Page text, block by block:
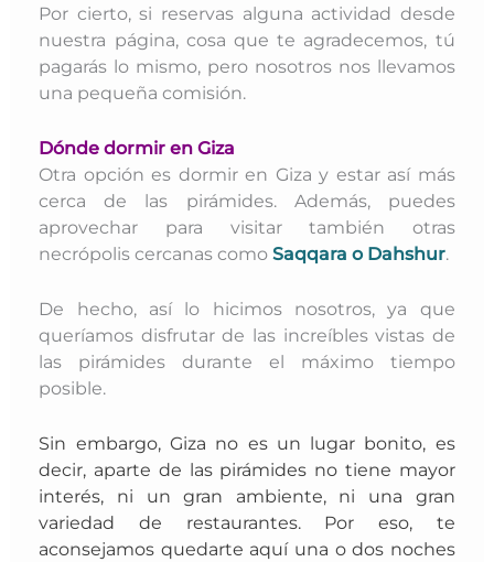
Por cierto, si reservas alguna actividad desde
nuestra página, cosa que te agradecemos, tú
pagarás lo mismo, pero nosotros nos llevamos
una pequeña comisión.
Dónde dormir en Giza
Otra opción es dormir en Giza y estar así más
cerca de las pirámides. Además, puedes
aprovechar para visitar también otras
necrópolis cercanas comoSaqqara o Dahshur.
De hecho, así lo hicimos nosotros, ya que
queríamos disfrutar de las increíbles vistas de
las pirámides durante el máximo tiempo
posible.
Sin embargo, Giza no es un lugar bonito, es
decir, aparte de las pirámides no tiene mayor
interés, ni un gran ambiente, ni una gran
variedad de restaurantes. Por eso, te
aconsejamos quedarte aquí una o dos noches